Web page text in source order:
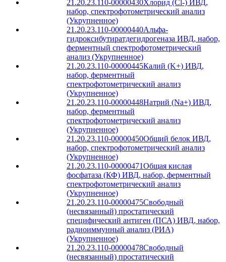
21.20.23.110-00000430Хлорид (Cl-) ИВД,
набор, спектрофотометрический анализ
(Укрупненное)
21.20.23.110-00000440Альфа-
гидроксибутиратдегидрогеназа ИВД, набор,
ферментный спектрофотометрический
анализ (Укрупненное)
21.20.23.110-00000445Калий (K+) ИВД,
набор, ферментный
спектрофотометрический анализ
(Укрупненное)
21.20.23.110-00000448Натрий (Na+) ИВД,
набор, ферментный
спектрофотометрический анализ
(Укрупненное)
21.20.23.110-00000450Общий белок ИВД,
набор, спектрофотометрический анализ
(Укрупненное)
21.20.23.110-00000471Общая кислая
фосфатаза (КФ) ИВД, набор, ферментный
спектрофотометрический анализ
(Укрупненное)
21.20.23.110-00000475Свободный
(несвязанный) простатический
специфический антиген (ПСА) ИВД, набор,
радиоиммунный анализ (РИА)
(Укрупненное)
21.20.23.110-00000478Свободный
(несвязанный) простатический